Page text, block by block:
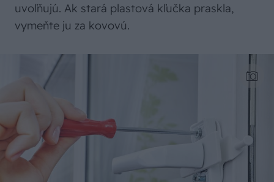
uvoľňujú. Ak stará plastová kľučka praskla,
vymeňte ju za kovovú.